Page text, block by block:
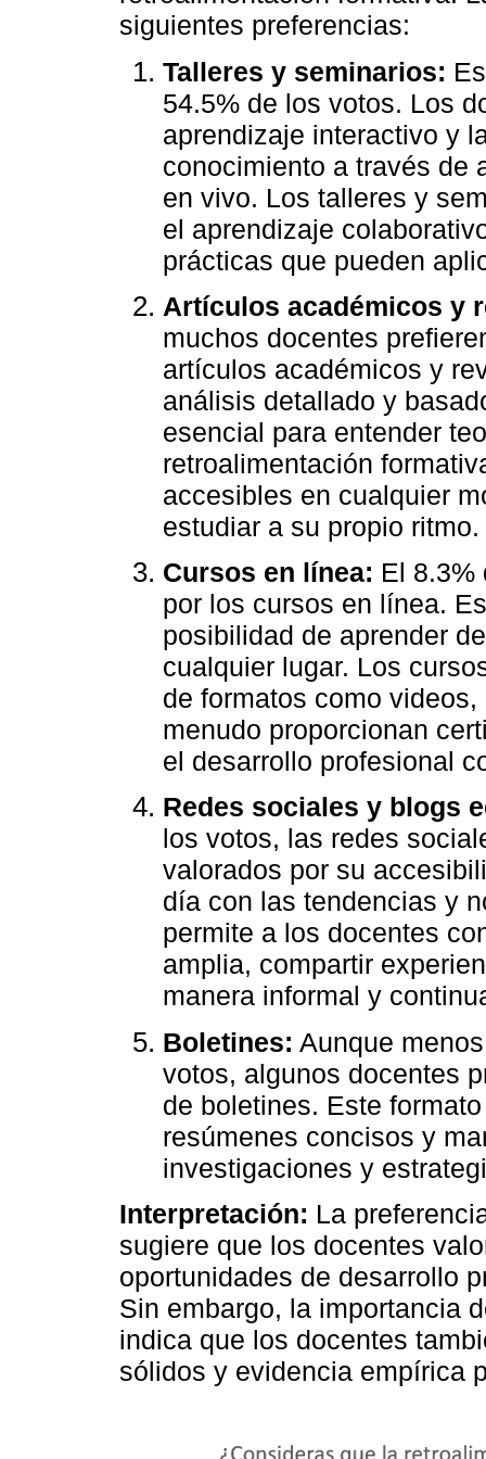
siguientes preferencias:
Talleres y seminarios:
54.5% de los votos. Los
aprendizaje interactivo y
conocimiento a través de
en vivo. Los talleres y
el aprendizaje
prácticas que pueden
Artículos académicos y
muchos docentes
artículos académicos y
análisis detallado y
esencial para entender
retroalimentación
accesibles en cualquier
estudiar a su propio ritmo.
Cursos en línea: El 8.3%
por los cursos en línea.
posibilidad de aprender
cualquier lugar. Los
de formatos como
menudo proporcionan
el desarrollo profesional
Redes sociales y blogs
los votos, las redes
valorados por su
día con las tendencias y
permite a los docentes
amplia, compartir
manera informal y
Boletines: Aunque
votos, algunos docentes
de boletines. Este
resúmenes concisos y
investigaciones y
Interpretación: La
sugiere que los docentes
oportunidades de desarrollo
Sin embargo, la importancia
indica que los docentes
sólidos y evidencia empírica